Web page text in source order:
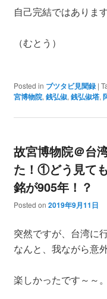
自己完結ではありま
（むとう）
Posted in ブツタビ見聞録 |
宮博物院, 銭弘俶, 銭弘俶塔,
故宮博物院＠台
た！①どう見て
銘が905年！？
Posted on 2019年9月11日
突然ですが、台湾に
なんと、我ながら意
楽しかったです～～